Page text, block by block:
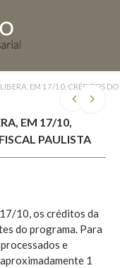
EM 17/10, CRÉDITOS
EM 17/10,
PAULISTA
10, os créditos da
do programa. Para
e
1